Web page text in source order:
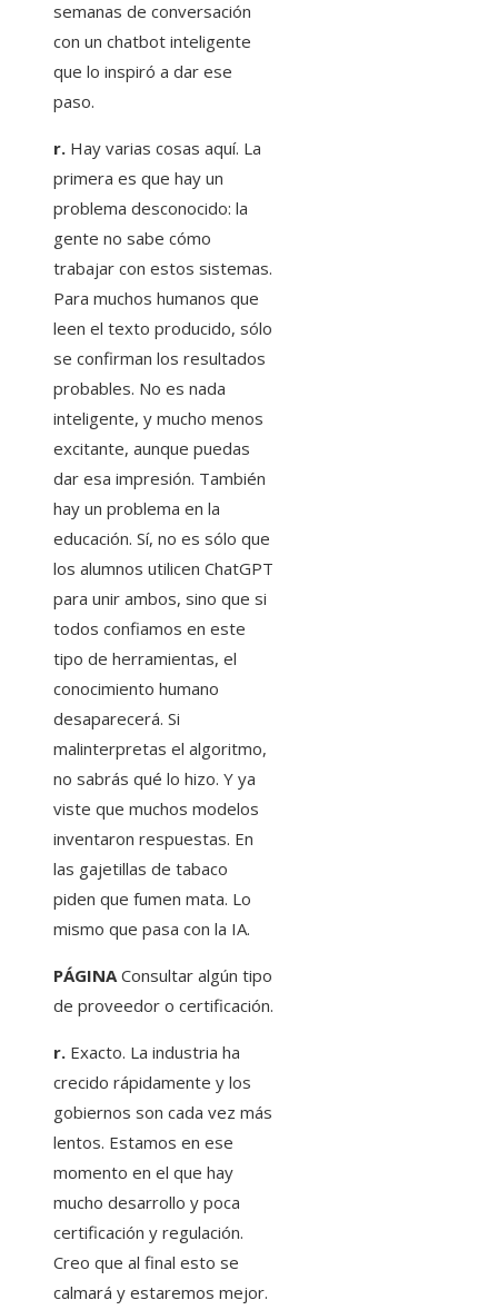
semanas de conversación
con un chatbot inteligente
que lo inspiró a dar ese
paso.
r. Hay varias cosas aquí. La
primera es que hay un
problema desconocido: la
gente no sabe cómo
trabajar con estos sistemas.
Para muchos humanos que
leen el texto producido, sólo
se confirman los resultados
probables. No es nada
inteligente, y mucho menos
excitante, aunque puedas
dar esa impresión. También
hay un problema en la
educación. Sí, no es sólo que
los alumnos utilicen ChatGPT
para unir ambos, sino que si
todos confiamos en este
tipo de herramientas, el
conocimiento humano
desaparecerá. Si
malinterpretas el algoritmo,
no sabrás qué lo hizo. Y ya
viste que muchos modelos
inventaron respuestas. En
las gajetillas de tabaco
piden que fumen mata. Lo
mismo que pasa con la IA.
PÁGINAConsultar algún tipo
de proveedor o certificación.
r. Exacto. La industria ha
crecido rápidamente y los
gobiernos son cada vez más
lentos. Estamos en ese
momento en el que hay
mucho desarrollo y poca
certificación y regulación.
Creo que al final esto se
calmará y estaremos mejor.